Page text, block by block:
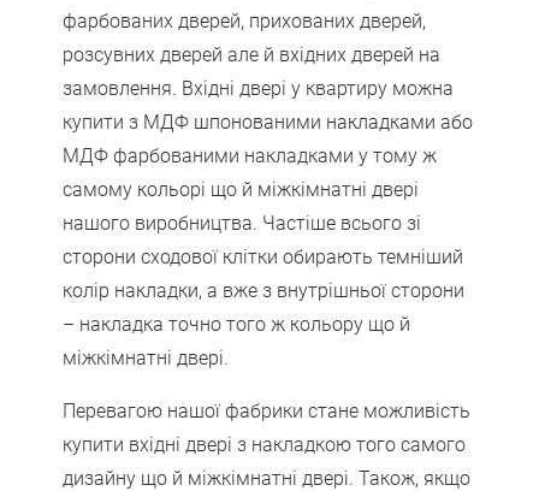
фарбованих дверей, прихованих дверей,
розсувних дверей але й вхідних дверей на
замовлення. Вхідні двері у квартиру можна
купити з МДФ шпонованими накладками або
МДФ фарбованими накладками у тому ж
самому кольорі що й міжкімнатні двері
нашого виробництва. Частіше всього зі
сторони сходової клітки обирають темніший
колір накладки, а вже з внутрішньої сторони
– накладка точно того ж кольору що й
міжкімнатні двері.
Перевагою нашої фабрики стане можливість
купити вхідні двері з накладкою того самого
дизайну що й міжкімнатні двері. Також, якщо